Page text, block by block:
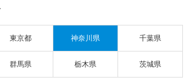
東京都 神奈川県 千葉県
群馬県 栃木県 茨城県